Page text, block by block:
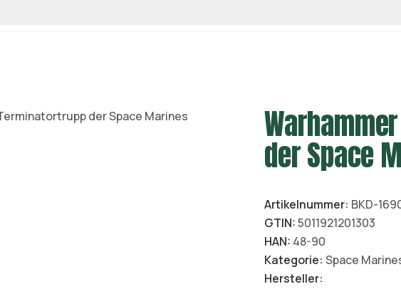
der Space
Artikelnummer: BKD-
GTIN:5011921201303
HAN: 48-90
Kategorie: Space
Hersteller: